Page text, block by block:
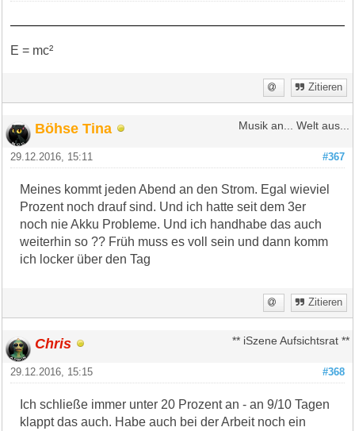
E = mc²
Zitieren
Böhse Tina Musik an... Welt aus...
#367
29.12.2016, 15:11
Meines kommt jeden Abend an den Strom. Egal wieviel
Prozent noch drauf sind. Und ich hatte seit dem 3er
noch nie Akku Probleme. Und ich handhabe das auch
weiterhin so ?? Früh muss es voll sein und dann komm
ich locker über den Tag
Zitieren
Chris ** iSzene Aufsichtsrat **
#368
29.12.2016, 15:15
Ich schließe immer unter 20 Prozent an - an 9/10 Tagen
klappt das auch. Habe auch bei der Arbeit noch ein